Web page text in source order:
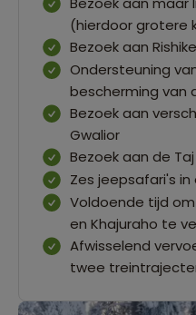
(hierdoor grotere
Bezoek aan
Ondersteuning
bescherming van
Bezoek aan
Gwalior
Bezoek aan de
Zes jeepsafari's
Voldoende tijd
en Khajuraho te
Afwisselend
twee